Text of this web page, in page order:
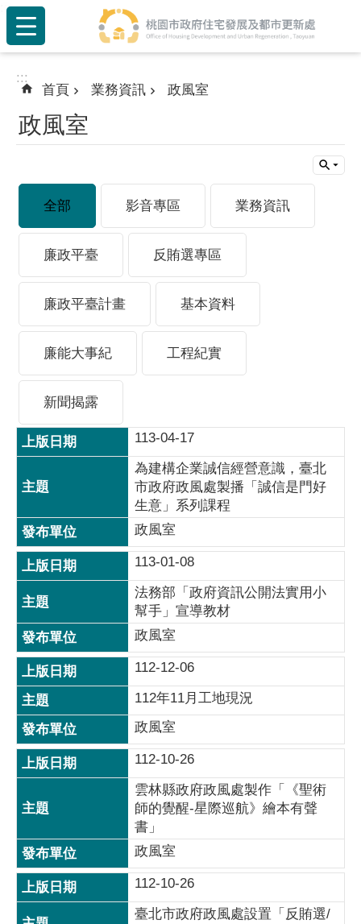
跳到主要內容區塊
:::
:::
首頁 業務資訊 政風室
政風室
全部 影音專區 業務資訊
廉政平臺 反賄選專區
廉政平臺計畫 基本資料
廉能大事紀 工程紀實
新聞揭露
113-04-17
為建構企業誠信經營意識，臺北
市政府政風處製播「誠信是門好
生意」系列課程
政風室
113-01-08
法務部「政府資訊公開法實用小
幫手」宣導教材
政風室
112-12-06
112年11月工地現況
政風室
112-10-26
雲林縣政府政風處製作「《聖術
師的覺醒-星際巡航》繪本有聲
書」
政風室
112-10-26
臺北市政府政風處設置「反賄選/